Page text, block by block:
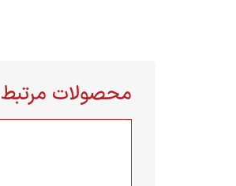
محصولات مرتبط